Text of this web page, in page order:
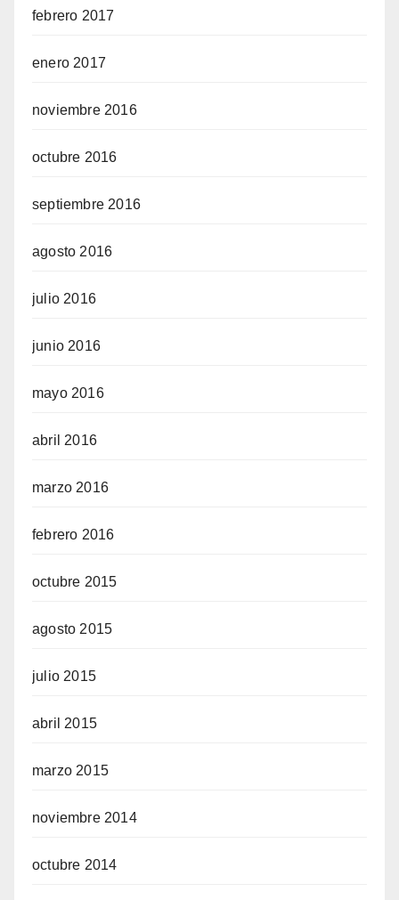
febrero 2017
enero 2017
noviembre 2016
octubre 2016
septiembre 2016
agosto 2016
julio 2016
junio 2016
mayo 2016
abril 2016
marzo 2016
febrero 2016
octubre 2015
agosto 2015
julio 2015
abril 2015
marzo 2015
noviembre 2014
octubre 2014